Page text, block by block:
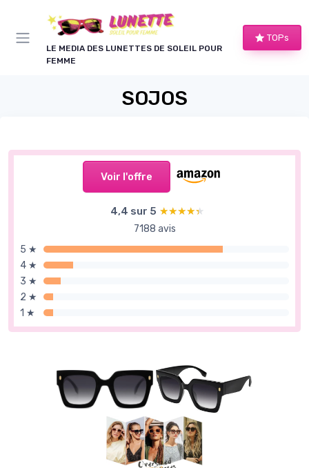
LE MEDIA DES LUNETTES DE SOLEIL POUR
FEMME
TOPs
SOJOS
Voir l'offre
4,4 sur 5 ★★★★★
★★★★★
7188 avis
5 ★
4 ★
3 ★
2 ★
1 ★